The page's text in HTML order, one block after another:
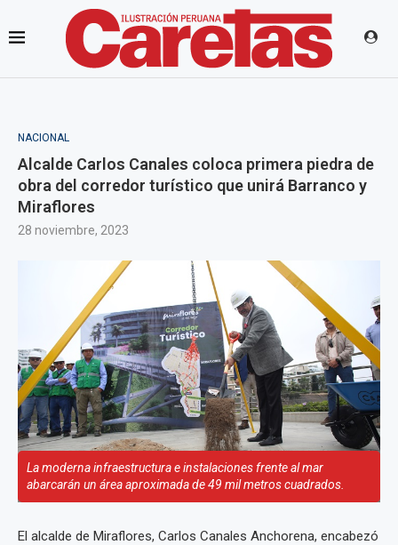
NACIONAL
Alcalde Carlos Canales coloca primera piedra de
obra del corredor turístico que unirá Barranco y
Miraflores
28 noviembre, 2023
La moderna infraestructura e instalaciones frente al mar
abarcarán un área aproximada de 49 mil metros cuadrados.
El alcalde de Miraflores, Carlos Canales Anchorena, encabezó